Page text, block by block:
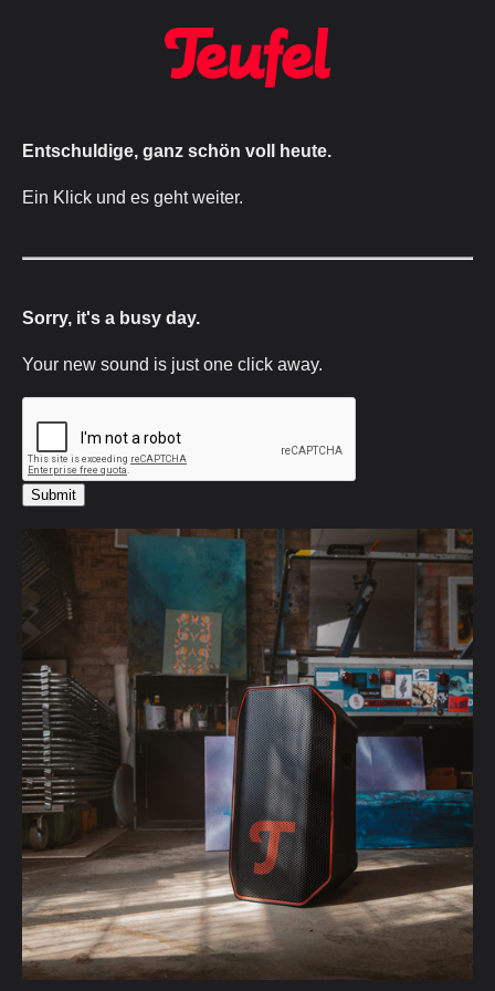
Entschuldige, ganz schön voll heute.
Ein Klick und es geht weiter.
Sorry, it's a busy day.
Your new sound is just one click away.